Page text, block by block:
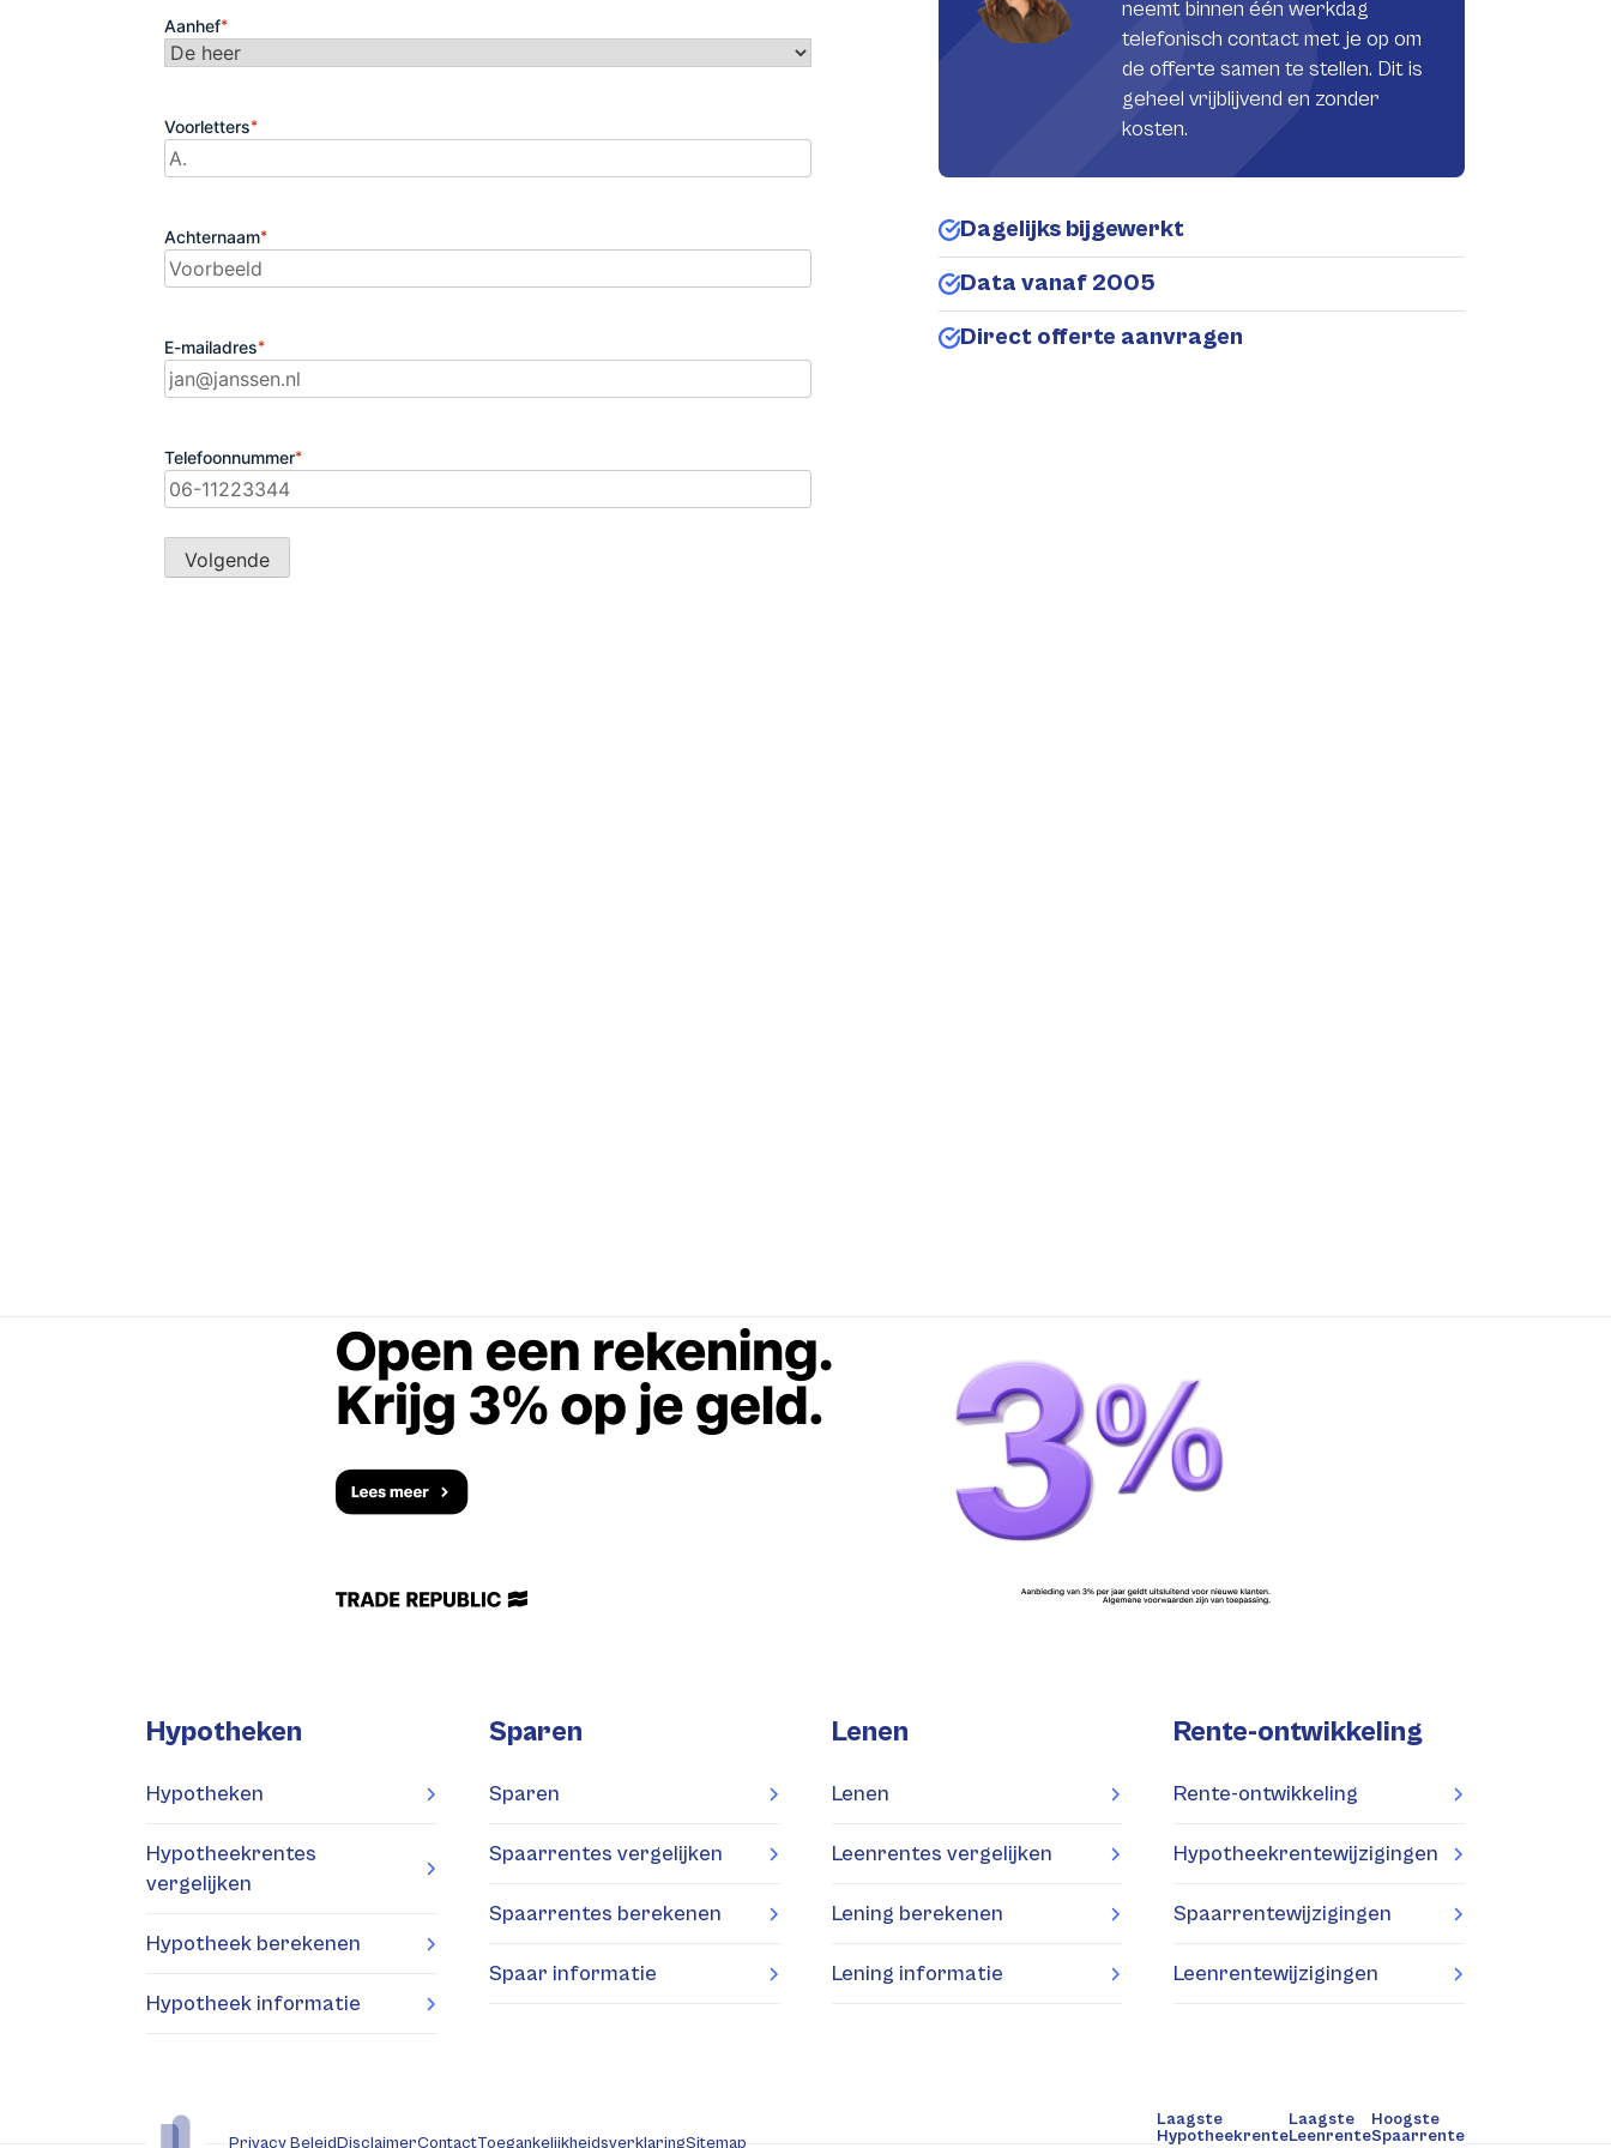
neemt binnen één werkdag
telefonisch contact met je op om
de offerte samen te stellen. Dit is
geheel vrijblijvend en zonder
kosten.
Dagelijks bijgewerkt
Data vanaf 2005
Direct offerte aanvragen
Hypotheken
Hypotheken
Hypotheekrentes
vergelijken
Hypotheek berekenen
Hypotheek informatie
Sparen
Sparen
Spaarrentes vergelijken
Spaarrentes berekenen
Spaar informatie
Lenen
Lenen
Leenrentes vergelijken
Lening berekenen
Lening informatie
Rente-ontwikkeling
Rente-ontwikkeling
Hypotheekrentewijzigingen
Spaarrentewijzigingen
Leenrentewijzigingen
Privacy BeleidDisclaimerContactToegankelijkheidsverklaringSitemap
Laagste
Hypotheekrente
Laagste
Leenrente
Hoogste
Spaarrente